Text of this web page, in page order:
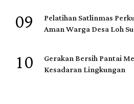
09 Pelatihan Satlinmas
Aman Warga Desa Loh
10 Gerakan Bersih Pantai
Kesadaran Lingkungan